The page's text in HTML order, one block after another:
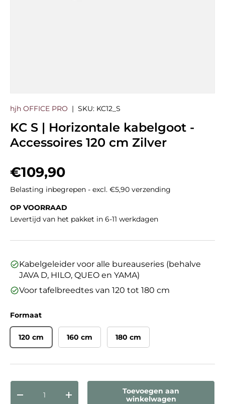
hjh OFFICE PRO | SKU: KC12_S
KC S | Horizontale kabelgoot -
Accessoires 120 cm Zilver
Reguliere prijs
€109,90
Belasting inbegrepen - excl. €5,90 verzending
OP VOORRAAD
Levertijd van het pakket in 6-11 werkdagen
Kabelgeleider voor alle bureauseries (behalve
JAVA D, HILO, QUEO en YAMA)
Voor tafelbreedtes van 120 tot 180 cm
Formaat
120 cm 160 cm 180 cm
Aantal
Verlaag de hoeveelheidVerhoog de hoeveelheid
Toevoegen aan
winkelwagen